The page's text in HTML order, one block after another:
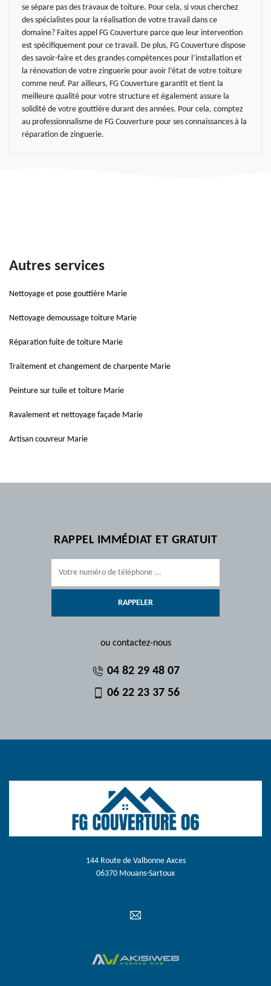
se sépare pas des travaux de toiture. Pour cela, si vous cherchez
des spécialistes pour la réalisation de votre travail dans ce
domaine? Faites appel FG Couverture parce que leur intervention
est spécifiquement pour ce travail. De plus, FG Couverture dispose
des savoir-faire et des grandes compétences pour l’installation et
la rénovation de votre zinguerie pour avoir l’état de votre toiture
comme neuf. Par ailleurs, FG Couverture garantit et tient la
meilleure qualité pour votre structure et également assure la
solidité de votre gouttière durant des années. Pour cela, comptez
au professionnalisme de FG Couverture pour ses connaissances à la
réparation de zinguerie.
Autres services
Nettoyage et pose gouttière Marie
Nettoyage demoussage toiture Marie
Réparation fuite de toiture Marie
Traitement et changement de charpente Marie
Peinture sur tuile et toiture Marie
Ravalement et nettoyage façade Marie
Artisan couvreur Marie
RAPPEL IMMÉDIAT ET GRATUIT
ou contactez-nous
04 82 29 48 07
06 22 23 37 56
144 Route de Valbonne Axces
06370 Mouans-Sartoux